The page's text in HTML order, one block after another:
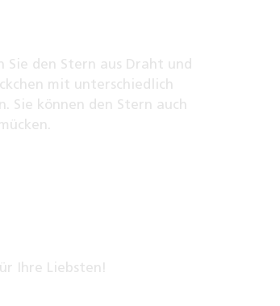
Sie den Stern aus Draht und
mit unterschiedlich
Sie können den Stern auch
Ihre Liebsten!